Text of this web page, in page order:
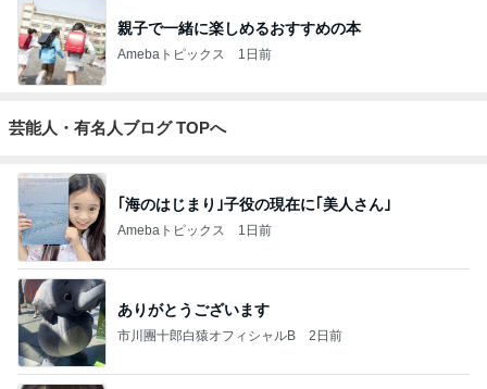
親子で一緒に楽しめるおすすめの本
Amebaトピックス 1日前
芸能人・有名人ブログ TOPへ
｢海のはじまり｣子役の現在に｢美人さん｣
Amebaトピックス 1日前
ありがとうございます
市川團十郎白猿オフィシャルB 2日前